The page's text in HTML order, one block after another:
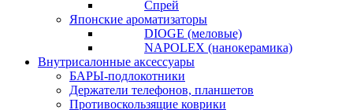
Спрей
Японские ароматизаторы
DIOGE (меловые)
NAPOLEX (нанокерамика)
Внутрисалонные аксессуары
БАРЫ-подлокотники
Держатели телефонов, планшетов
Противоскользящие коврики